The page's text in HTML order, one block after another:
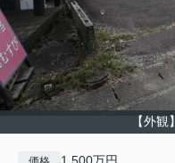
【外